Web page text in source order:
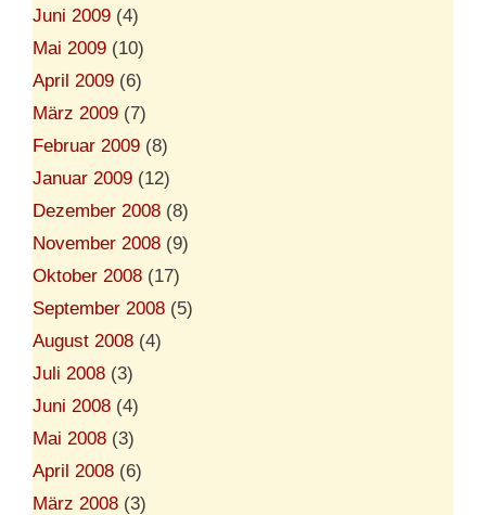
Juni 2009 (4)
Mai 2009 (10)
April 2009 (6)
März 2009 (7)
Februar 2009 (8)
Januar 2009 (12)
Dezember 2008 (8)
November 2008 (9)
Oktober 2008 (17)
September 2008 (5)
August 2008 (4)
Juli 2008 (3)
Juni 2008 (4)
Mai 2008 (3)
April 2008 (6)
März 2008 (3)